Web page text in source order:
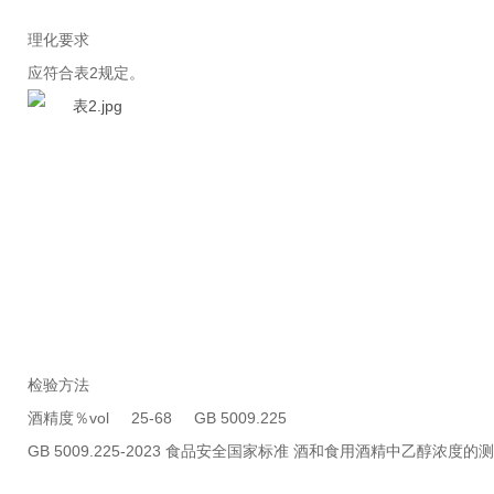
理化要求
应符合表2规定。
检验方法
酒精度％vol 25-68 GB 5009.225
GB 5009.225-2023 食品安全国家标准 酒和食用酒精中乙醇浓度的